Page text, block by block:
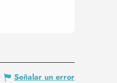
Señalar un error